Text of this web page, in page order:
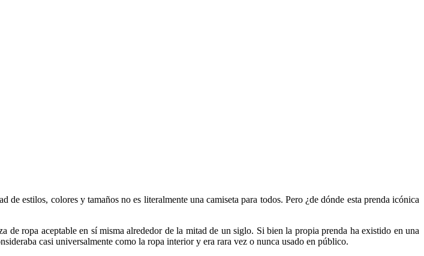
estilos, colores y tamaños no es literalmente una camiseta para todos. Pero ¿de dónde esta prenda icónica
ropa aceptable en sí misma alrededor de la mitad de un siglo. Si bien la propia prenda ha existido en una
casi universalmente como la ropa interior y era rara vez o nunca usado en público.